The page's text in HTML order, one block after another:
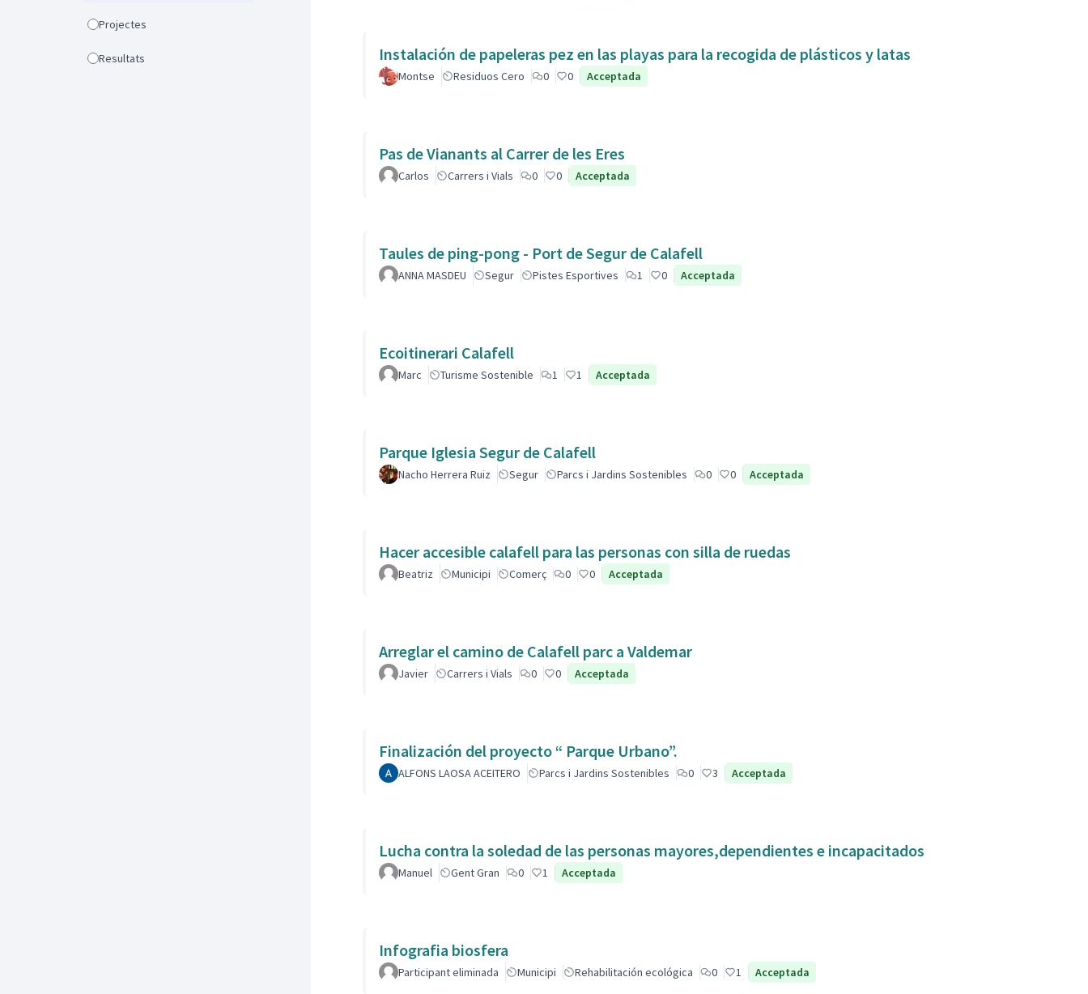
Projectes
Resultats Instalación de papeleras pez en las playas para la recogida de plásticos y latas
Montse Residuos Cero 0 0 Acceptada
Pas de Vianants al Carrer de les Eres
Carlos Carrers i Vials 0 0 Acceptada
Taules de ping-pong - Port de Segur de Calafell
ANNA MASDEU Segur Pistes Esportives 1 0 Acceptada
Ecoitinerari Calafell
Marc Turisme Sostenible 1 1 Acceptada
Parque Iglesia Segur de Calafell
Nacho Herrera Ruiz Segur Parcs i Jardins Sostenibles 0 0 Acceptada
Hacer accesible calafell para las personas con silla de ruedas
Beatriz Municipi Comerç 0 0 Acceptada
Arreglar el camino de Calafell parc a Valdemar
Javier Carrers i Vials 0 0 Acceptada
Finalización del proyecto “ Parque Urbano”.
ALFONS LAOSA ACEITERO Parcs i Jardins Sostenibles 0 3 Acceptada
Lucha contra la soledad de las personas mayores,dependientes e incapacitados
Manuel Gent Gran 0 1 Acceptada
Infografia biosfera
Participant eliminada Municipi Rehabilitación ecológica 0 1 Acceptada